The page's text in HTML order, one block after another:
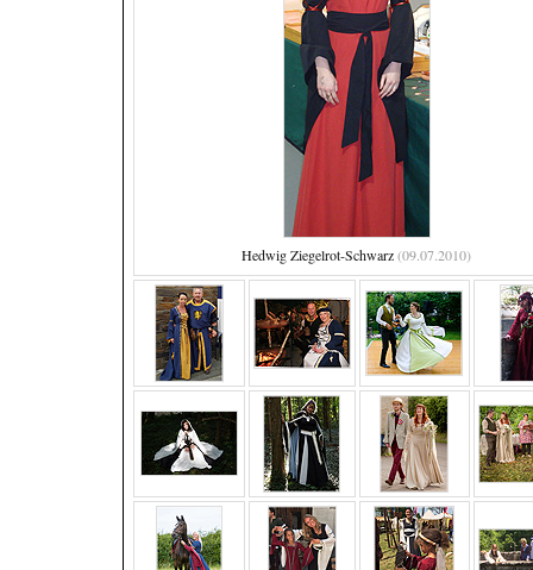
Hedwig Ziegelrot-Schwarz(09.07.2010)